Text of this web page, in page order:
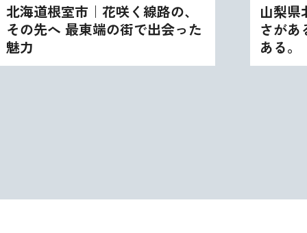
北海道根室市｜花咲く線路の、
その先へ 最東端の街で出会った
魅力
山梨県
さがあ
ある。